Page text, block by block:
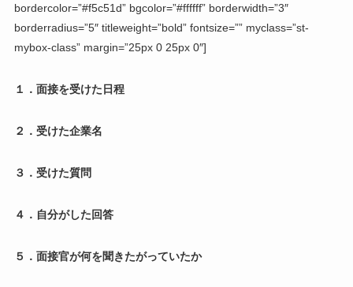
bordercolor=”#f5c51d” bgcolor=”#ffffff” borderwidth=”3″
borderradius=”5″ titleweight=”bold” fontsize=”” myclass=”st-
mybox-class” margin=”25px 0 25px 0″]
１．面接を受けた日程
２．受けた企業名
３．受けた質問
４．自分がした回答
５．面接官が何を聞きたがっていたか